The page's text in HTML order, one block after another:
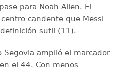
para Noah Allen. El
candente que Messi
sutil (11).
Segovia amplió el marcador
el 44. Con menos